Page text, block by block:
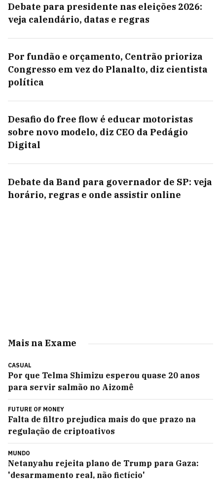
Debate para presidente nas eleições 2026:
veja calendário, datas e regras
Por fundão e orçamento, Centrão prioriza
Congresso em vez do Planalto, diz cientista
política
Desafio do free flow é educar motoristas
sobre novo modelo, diz CEO da Pedágio
Digital
Debate da Band para governador de SP: veja
horário, regras e onde assistir online
Mais na Exame
CASUAL
Por que Telma Shimizu esperou quase 20 anos
para servir salmão no Aizomê
FUTURE OF MONEY
Falta de filtro prejudica mais do que prazo na
regulação de criptoativos
MUNDO
Netanyahu rejeita plano de Trump para Gaza:
'desarmamento real, não fictício'